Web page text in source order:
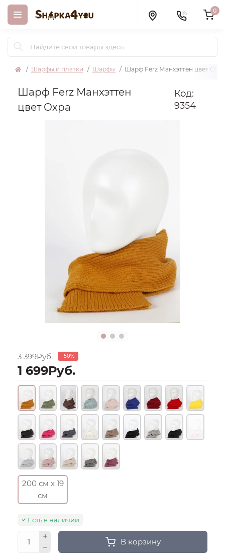
0
Шарфы и платки Шарфы Шарф Ferz Манхэттен цвет Охра
Шарф Ferz Манхэттен
цвет Охра
Код:
9354
3 399Руб. -50%
1 699Руб.
200 см х 19
см
Есть в наличии
В корзину